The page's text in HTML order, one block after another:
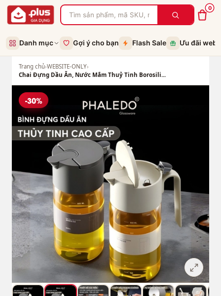
0
Danh mục Gợi ý cho bạn Flash Sale Ưu đãi web
Trang chủ›WEBSITE-ONLY›
Chai Đựng Dầu Ăn, Nước Mắm Thuỷ Tinh Borosili...
-30%